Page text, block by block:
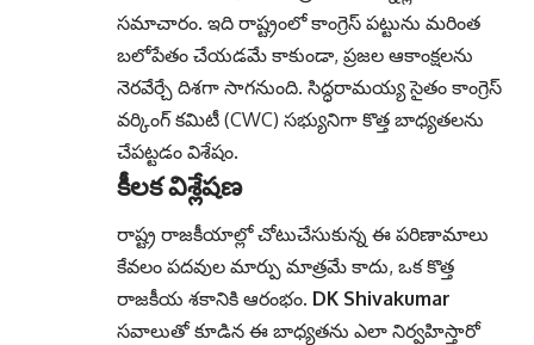
సమాచారం. ఇది రాష్ట్రంలో కాంగ్రెస్ పట్టును మరింత
బలోపేతం చేయడమే కాకుండా, ప్రజల ఆకాంక్షలను
నెరవేర్చే దిశగా సాగనుంది. సిద్ధరామయ్య సైతం కాంగ్రెస్
వర్కింగ్ కమిటీ (CWC) సభ్యునిగా కొత్త బాధ్యతలను
చేపట్టడం విశేషం.
కీలక విశ్లేషణ
రాష్ట్ర రాజకీయాల్లో చోటుచేసుకున్న ఈ పరిణామాలు
కేవలం పదవుల మార్పు మాత్రమే కాదు, ఒక కొత్త
రాజకీయ శకానికి ఆరంభం. DK Shivakumar
సవాలుతో కూడిన ఈ బాధ్యతను ఎలా నిర్వహిస్తారో